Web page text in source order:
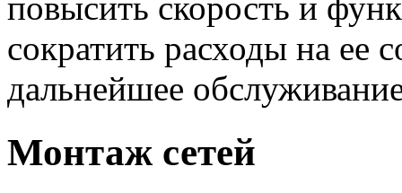
сократить расходы на ее
дальнейшее
Монтаж сетей